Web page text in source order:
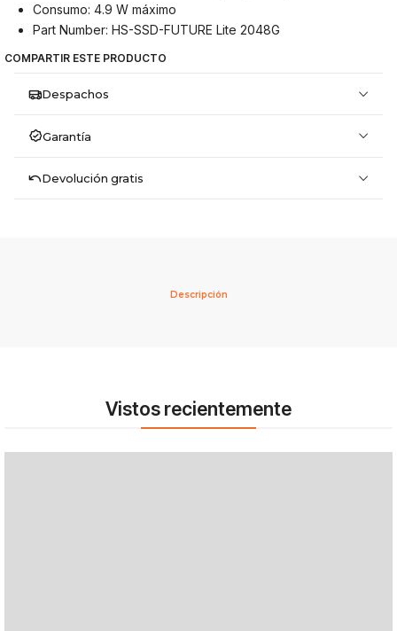
Consumo: 4.9 W máximo
Part Number: HS-SSD-FUTURE Lite 2048G
COMPARTIR ESTE PRODUCTO
Despachos
Garantía
Devolución gratis
Descripción
Vistos recientemente